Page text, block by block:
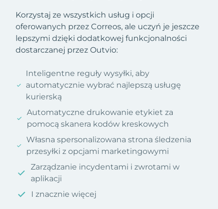
Korzystaj ze wszystkich usług i opcji
oferowanych przez Correos, ale uczyń je jeszcze
lepszymi dzięki dodatkowej funkcjonalności
dostarczanej przez Outvio:
Inteligentne reguły wysyłki, aby
automatycznie wybrać najlepszą usługę
kurierską
Automatyczne drukowanie etykiet za
pomocą skanera kodów kreskowych
Własna spersonalizowana strona śledzenia
przesyłki z opcjami marketingowymi
Zarządzanie incydentami i zwrotami w
aplikacji
I znacznie więcej